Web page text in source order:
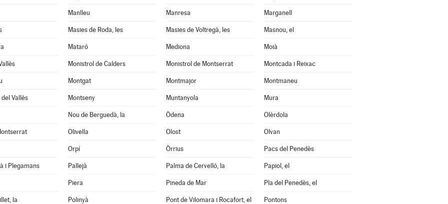
Manlleu Manresa Marganell
Masies de Roda, les Masies de Voltregà, les Masnou, el
Mataró Mediona Moià
Monistrol de Calders Monistrol de Montserrat Montcada i Reixac
Montgat Montmajor Montmaneu
Vallès Montseny Muntanyola Mura
Nou de Berguedà, la Òdena Olèrdola
Olivella Olost Olvan
Orpí Òrrius Pacs del Penedès
i Plegamans Pallejà Palma de Cervelló, la Papiol, el
Piera Pineda de Mar Pla del Penedès, el
la Polinyà Pont de Vilomara i Rocafort, el Pontons